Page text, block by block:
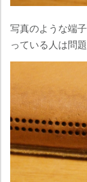
写真のような端
っている人は問